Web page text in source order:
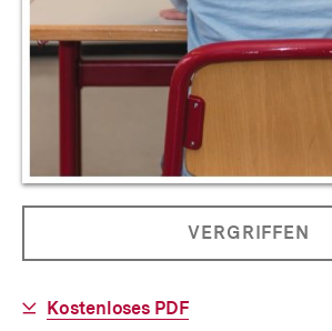
PRODUKT
NICHT
VERGRIFFEN
Download-
Kostenloses PDF